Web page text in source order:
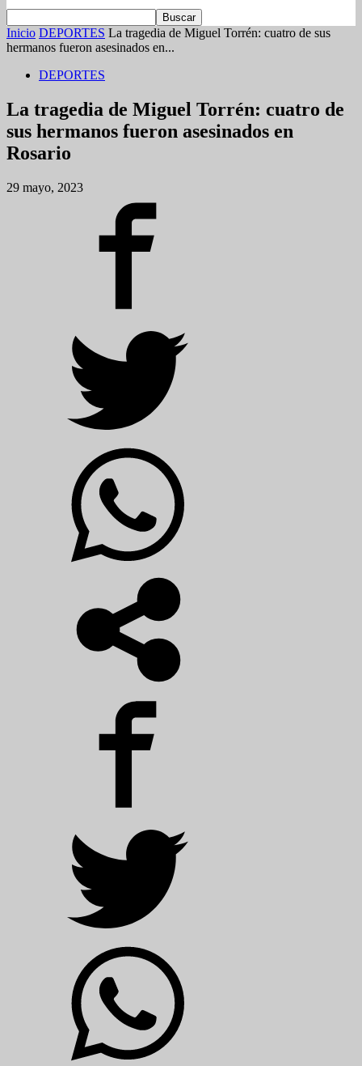
Inicio DEPORTES La tragedia de Miguel Torrén: cuatro de sus
hermanos fueron asesinados en...
DEPORTES
La tragedia de Miguel Torrén: cuatro de
sus hermanos fueron asesinados en
Rosario
29 mayo, 2023